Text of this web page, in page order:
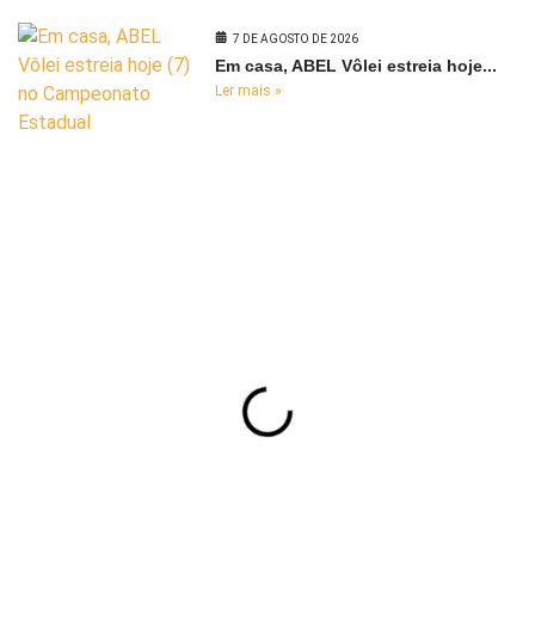
7 DE AGOSTO DE 2026
Em casa, ABEL Vôlei estreia hoje...
Ler mais »